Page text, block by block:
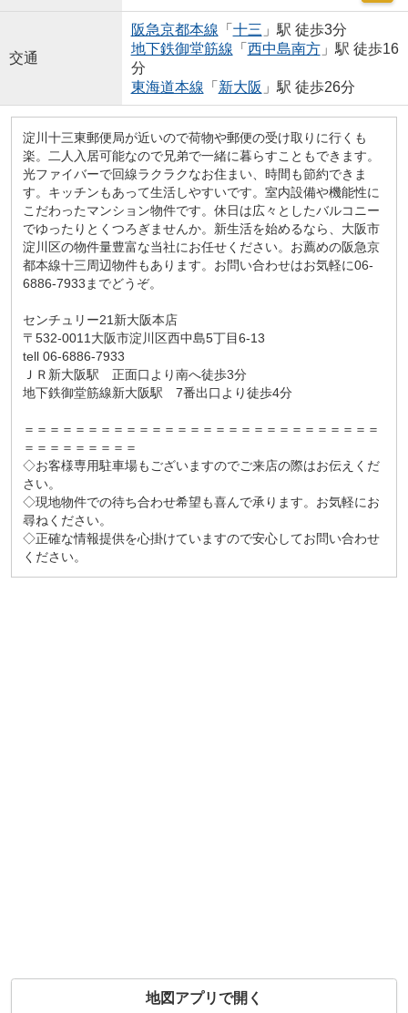
交通
阪急京都本線 「 十三 」駅 徒歩3分
地下鉄御堂筋線 「 西中島南方」駅 徒歩16
分
東海道本線 「 新大阪 」駅 徒歩26分
淀川十三東郵便局が近いので荷物や郵便の受け取りに行くも
楽。二人入居可能なので兄弟で一緒に暮らすこともできます。
光ファイバーで回線ラクラクなお住まい、時間も節約できま
す。キッチンもあって生活しやすいです。室内設備や機能性に
こだわったマンション物件です。休日は広々としたバルコニー
でゆったりとくつろぎませんか。新生活を始めるなら、大阪市
淀川区の物件量豊富な当社にお任せください。お薦めの阪急京
都本線十三周辺物件もあります。お問い合わせはお気軽に06-
6886-7933までどうぞ。
センチュリー21新大阪本店
〒532-0011大阪市淀川区西中島5丁目6-13
tell 06-6886-7933
ＪＲ新大阪駅 正面口より南へ徒歩3分
地下鉄御堂筋線新大阪駅 7番出口より徒歩4分
＝＝＝＝＝＝＝＝＝＝＝＝＝＝＝＝＝＝＝＝＝＝＝＝＝＝＝＝
＝＝＝＝＝＝＝＝＝
◇お客様専用駐車場もございますのでご来店の際はお伝えくだ
さい。
◇現地物件での待ち合わせ希望も喜んで承ります。お気軽にお
尋ねください。
◇正確な情報提供を心掛けていますので安心してお問い合わせ
ください。
地図アプリで開く